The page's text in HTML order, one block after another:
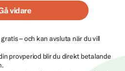
vidare
– och kan avsluta när du vill
provperiod blir du direkt betalande